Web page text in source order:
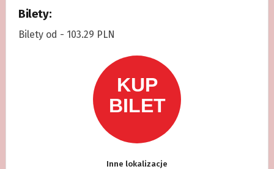
Bilety:
Bilety od - 103.29 PLN
Inne lokalizacje